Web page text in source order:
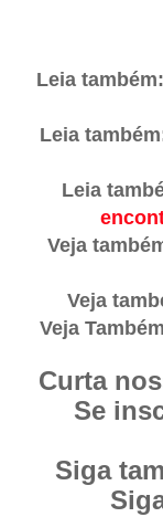
Leia também:
Leia
Leia
Veja
Veja
Veja
Curta
Se
Siga